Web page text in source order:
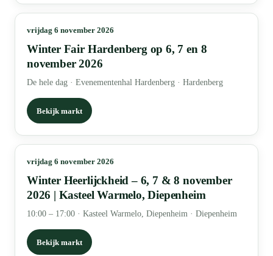
vrijdag 6 november 2026
Winter Fair Hardenberg op 6, 7 en 8
november 2026
De hele dag · Evenementenhal Hardenberg · Hardenberg
Bekijk markt
vrijdag 6 november 2026
Winter Heerlijckheid – 6, 7 & 8 november
2026 | Kasteel Warmelo, Diepenheim
10:00 – 17:00 · Kasteel Warmelo, Diepenheim · Diepenheim
Bekijk markt